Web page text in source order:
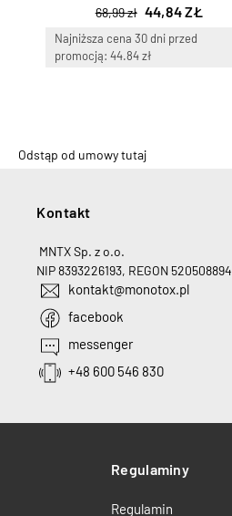
68,99 zł 44,84 ZŁ
Najniższa cena 30 dni przed
promocją: 44.84 zł
Odstąp od umowy tutaj
Kontakt
MNTX Sp. z o.o.
NIP 8393226193, REGON 520508894
kontakt@monotox.pl
facebook
messenger
+48 600 546 830
Regulaminy
Regulamin